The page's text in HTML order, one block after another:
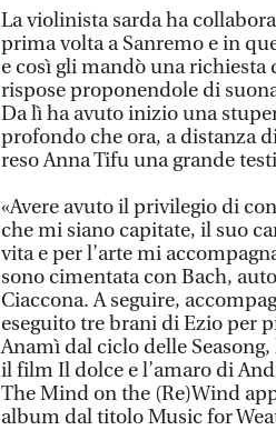
La violinista sarda ha
prima volta a Sanremo e in
e così gli mandò una richiesta
rispose proponendole di
Da lì ha avuto inizio una
profondo che ora, a distanza
reso Anna Tifu una grande
«Avere avuto il privilegio di
che mi siano capitate, il suo
vita e per l’arte mi
sono cimentata con Bach,
Ciaccona. A seguire,
eseguito tre brani di Ezio per
Anamì dal ciclo delle
il film Il dolce e l’amaro di
The Mind on the (Re)Wind
album dal titolo Music for